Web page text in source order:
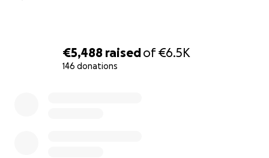
€5,488 raisedof€6.5K
146 donations